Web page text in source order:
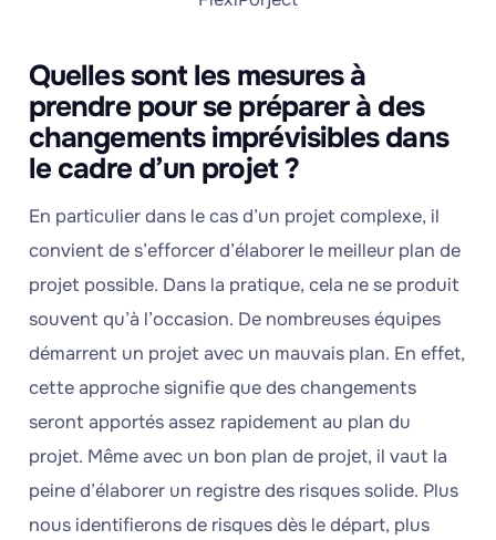
Quelles sont les mesures à
prendre pour se préparer à des
changements imprévisibles dans
le cadre d’un projet ?
En particulier dans le cas d’un projet complexe, il
convient de s’efforcer d’élaborer le meilleur plan de
projet possible. Dans la pratique, cela ne se produit
souvent qu’à l’occasion. De nombreuses équipes
démarrent un projet avec un mauvais plan. En effet,
cette approche signifie que des changements
seront apportés assez rapidement au plan du
projet. Même avec un bon plan de projet, il vaut la
peine d’élaborer un registre des risques solide. Plus
nous identifierons de risques dès le départ, plus